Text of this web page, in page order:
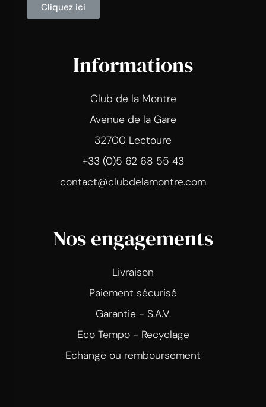
Cliquez ici
Informations
Club de la Montre
Avenue de la Gare
32700 Lectoure
+33 (0)5 62 68 55 43
contact@clubdelamontre.com
Nos engagements
Livraison
Paiement sécurisé
Garantie - S.A.V.
Eco Tempo - Recyclage
Echange ou remboursement